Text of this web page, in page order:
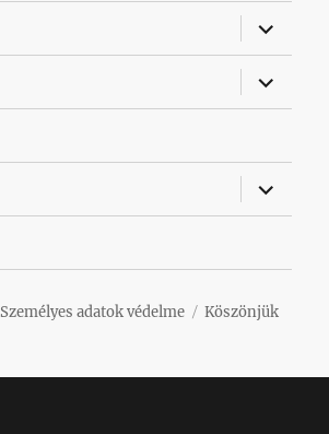
almenü
almenü
almenü
Személyes adatok védelme
Köszönjük